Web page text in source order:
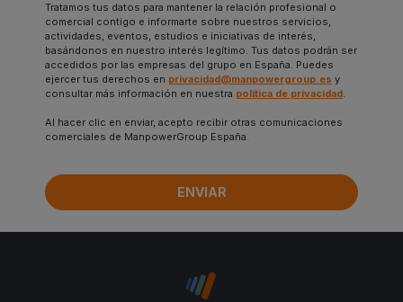
Tratamos tus datos para mantener la relación profesional o
comercial contigo e informarte sobre nuestros servicios,
actividades, eventos, estudios e iniciativas de interés,
basándonos en nuestro interés legítimo. Tus datos podrán ser
accedidos por las empresas del grupo en España. Puedes
ejercer tus derechos en privacidad@manpowergroup.es y
consultar más información en nuestra política de privacidad.
Al hacer clic en enviar, acepto recibir otras comunicaciones
comerciales de ManpowerGroup España.